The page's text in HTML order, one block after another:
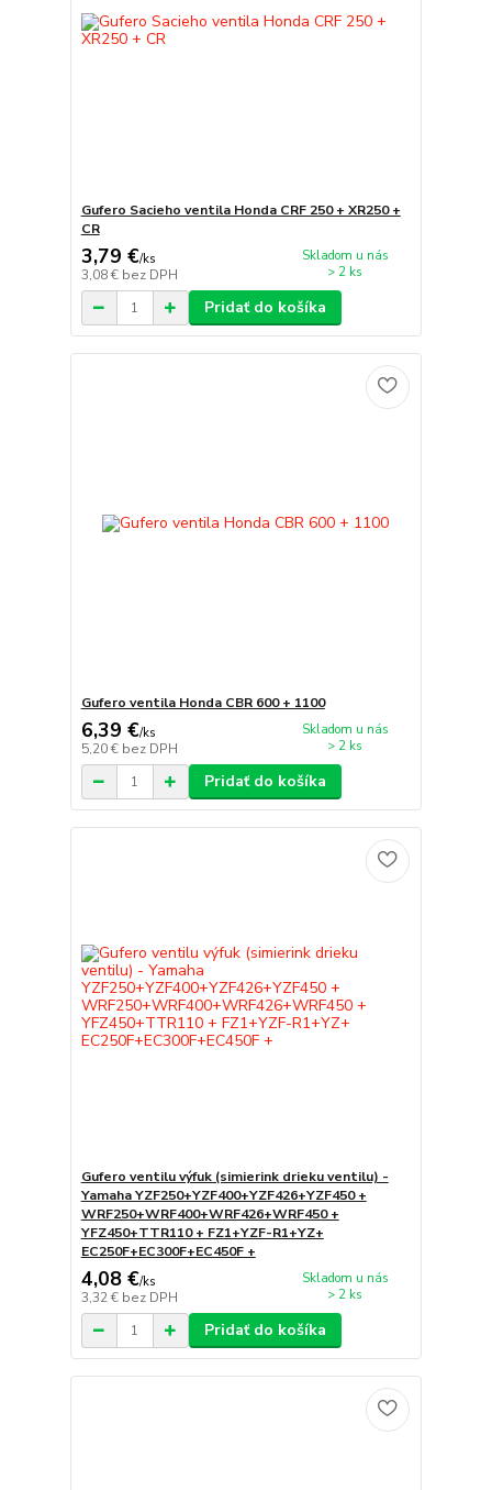
Gufero Sacieho ventila Honda CRF 250 + XR250 +
CR
3,79 €/ks
3,08 € bez DPH
Skladom u nás
> 2 ks
Pridať do košíka
Gufero ventila Honda CBR 600 + 1100
6,39 €/ks
5,20 € bez DPH
Skladom u nás
> 2 ks
Pridať do košíka
Gufero ventilu výfuk (simierink drieku ventilu) -
Yamaha YZF250+YZF400+YZF426+YZF450 +
WRF250+WRF400+WRF426+WRF450 +
YFZ450+TTR110 + FZ1+YZF-R1+YZ+
EC250F+EC300F+EC450F +
4,08 €/ks
3,32 € bez DPH
Skladom u nás
> 2 ks
Pridať do košíka